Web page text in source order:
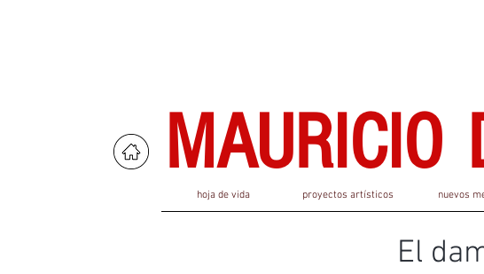
MAURICIO
El
hoja de vida proyectos artísticos nuevos